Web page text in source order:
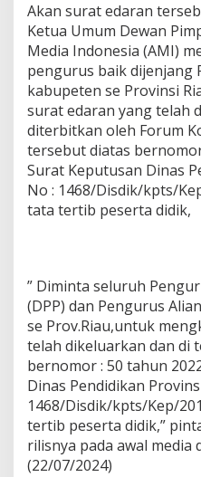
Akan surat edaran
Ketua Umum Dewan
Media Indonesia (AMI)
pengurus baik dijenjang
kabupeten se Provinsi
surat edaran yang telah
diterbitkan oleh Forum
tersebut diatas
Surat Keputusan Dinas
No : 1468/Disdik/kpts/
tata tertib peserta didik,
” Diminta seluruh
(DPP) dan Pengurus
se Prov.Riau,untuk
telah dikeluarkan dan di
bernomor : 50 tahun
Dinas Pendidikan
1468/Disdik/kpts/Kep/
tertib peserta didik,”
rilisnya pada awal media
(22/07/2024)